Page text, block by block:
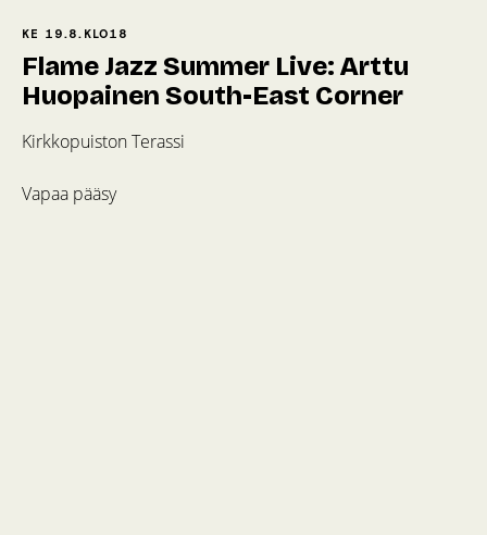
KE 19.8. KLO18
Flame Jazz Summer Live: Arttu
Huopainen South-East Corner
Kirkkopuiston Terassi
Vapaa pääsy